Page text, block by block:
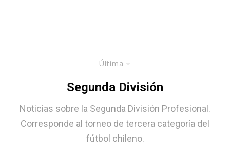
Última
Segunda División
Noticias sobre la Segunda División Profesional.
Corresponde al torneo de tercera categoría del
fútbol chileno.